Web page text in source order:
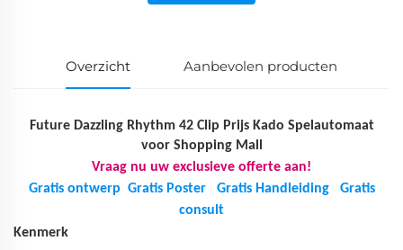
Overzicht Aanbevolen producten
Future Dazzling Rhythm 42 Clip Prijs Kado Spelautomaat
voor Shopping Mall
Vraag nu uw exclusieve offerte aan!
Gratis ontwerp Gratis Poster Gratis Handleiding
Gratis
consult
Kenmerk